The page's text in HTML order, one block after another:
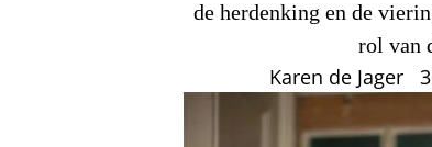
de herdenking en de
rol van
Karen de Jager